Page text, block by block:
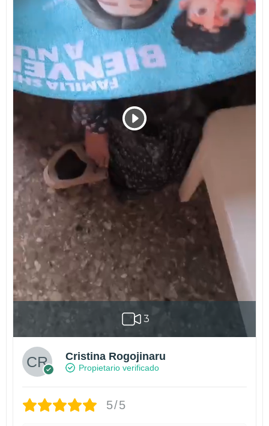
3
Cristina Rogojinaru
Propietario verificado
5/5